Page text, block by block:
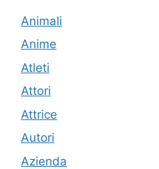
Animali
Anime
Atleti
Attori
Attrice
Autori
Azienda